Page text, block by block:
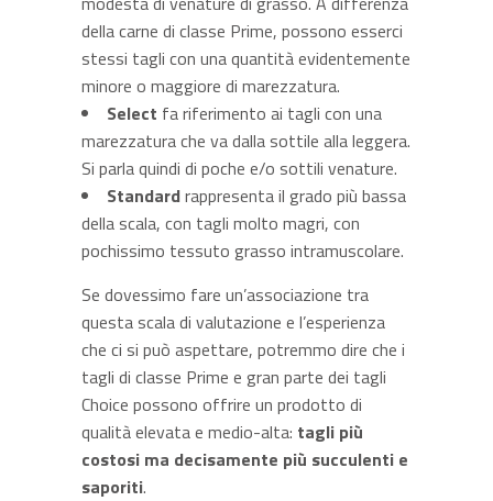
della carne di classe Prime, possono esserci
stessi tagli con una quantità evidentemente
minore o maggiore di marezzatura.
Select fa riferimento ai tagli con una
marezzatura che va dalla sottile alla leggera.
Si parla quindi di poche e/o sottili venature.
Standardrappresenta il grado più bassa
della scala, con tagli molto magri, con
pochissimo tessuto grasso intramuscolare.
Se dovessimo fare un’associazione tra
questa scala di valutazione e l’esperienza
che ci si può aspettare, potremmo dire che i
tagli di classe Prime e gran parte dei tagli
Choice possono offrire un prodotto di
qualità elevata e medio-alta: tagli più
costosi ma decisamente più succulenti e
saporiti.